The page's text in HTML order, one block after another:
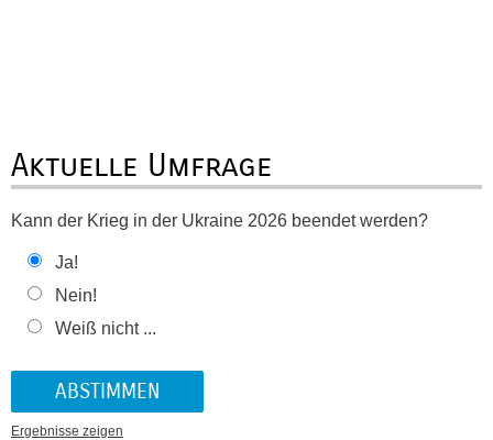
Aktuelle Umfrage
Kann der Krieg in der Ukraine 2026 beendet werden?
Ja!
Nein!
Weiß nicht ...
Ergebnisse zeigen